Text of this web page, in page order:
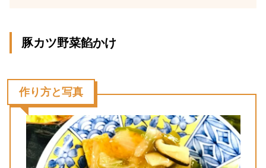
豚カツ野菜餡かけ
作り方と写真